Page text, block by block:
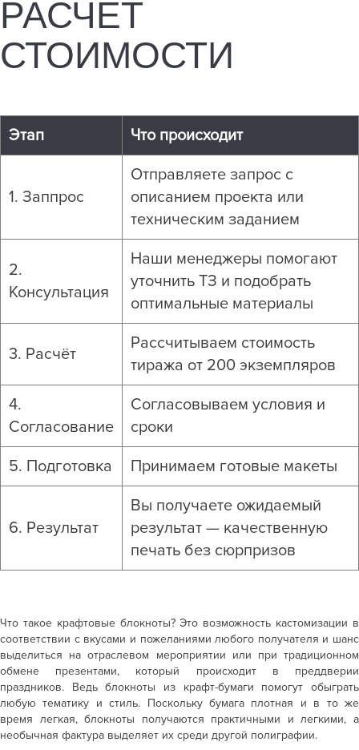
РАСЧЁТ
СТОИМОСТИ
Этап Что происходит
1. Заппрос
Отправляете запрос с
описанием проекта или
техническим заданием
2.
Консультация
Наши менеджеры помогают
уточнить ТЗ и подобрать
оптимальные материалы
3. Расчёт
Рассчитываем стоимость
тиража от 200 экземпляров
4.
Согласование
Согласовываем условия и
сроки
5. Подготовка Принимаем готовые макеты
6. Результат
Вы получаете ожидаемый
результат — качественную
печать без сюрпризов
Что такое крафтовые блокноты? Это возможность кастомизации в
соответствии с вкусами и пожеланиями любого получателя и шанс
выделиться на отраслевом мероприятии или при традиционном
обмене презентами, который происходит в преддверии
праздников. Ведьблокноты из крафт-бумаги помогут обыграть
любую тематику и стиль. Поскольку бумага плотная и в то же
время легкая, блокноты получаются практичными и легкими, а
необычная фактура выделяет их среди другой полиграфии.